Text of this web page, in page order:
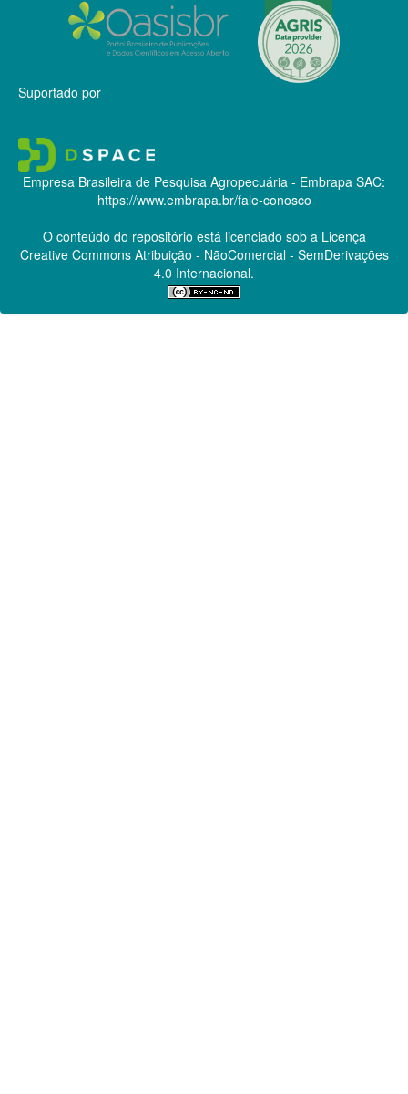
Suportado por
Empresa Brasileira de Pesquisa Agropecuária - Embrapa SAC:
https://www.embrapa.br/fale-conosco
O conteúdo do repositório está licenciado sob a Licença
Creative CommonsAtribuição - NãoComercial - SemDerivações
4.0 Internacional.